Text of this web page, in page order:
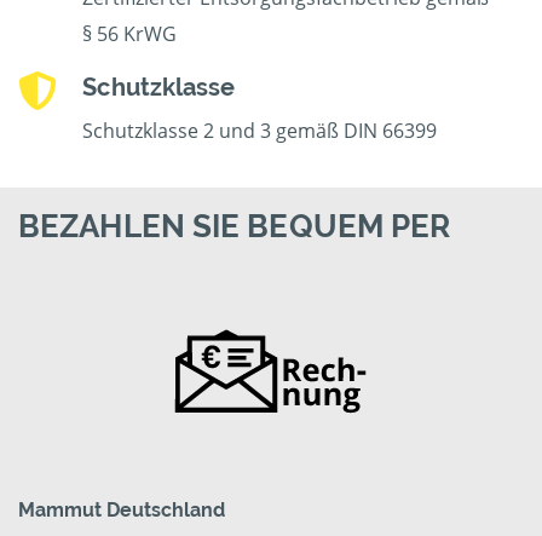
§ 56 KrWG
Schutzklasse
Schutzklasse 2 und 3 gemäß DIN 66399
BEZAHLEN SIE BEQUEM PER
Mammut Deutschland